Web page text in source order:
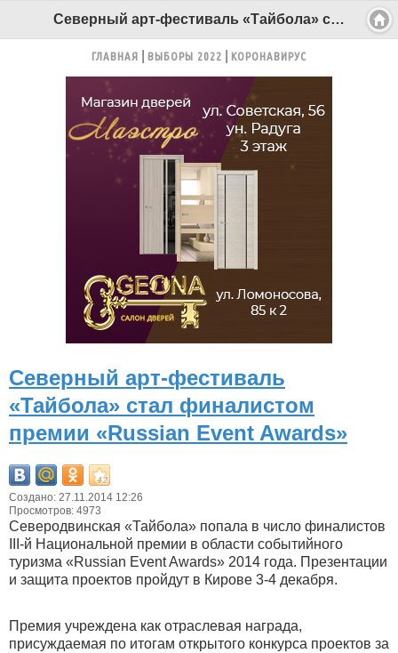
Северный арт-фестиваль «Тайбола» стал финалистом премии «Russian Event Awards» - Беломорканал Северодвинск tv29.ru
ГЛАВНАЯ ВЫБОРЫ 2022 КОРОНАВИРУС
Северный арт-фестиваль
«Тайбола» стал финалистом
премии «Russian Event Awards»
Создано: 27.11.2014 12:26
Просмотров: 4973
Северодвинская «Тайбола» попала в число финалистов
III-й Национальной премии в области событийного
туризма «Russian Event Awards» 2014 года. Презентации
и защита проектов пройдут в Кирове 3-4 декабря.
Премия учреждена как отраслевая награда,
присуждаемая по итогам открытого конкурса проектов за